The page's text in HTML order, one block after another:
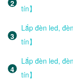
tín】
Lắp đèn led,
tín】
Lắp đèn led,
tín】